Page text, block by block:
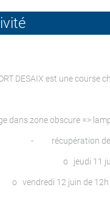
DESAIX est une
zone obscure =>
- récupération des
o jeudi 11
o vendredi 12 juin de 12h